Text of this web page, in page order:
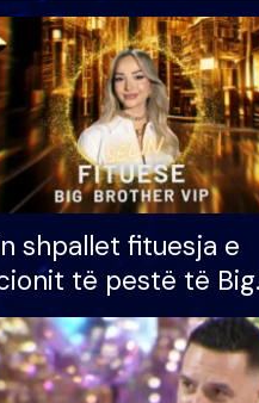
shpallet fituesja e
të pestë të Big
VIP, rrëmben
e madh prej 100
eurosh